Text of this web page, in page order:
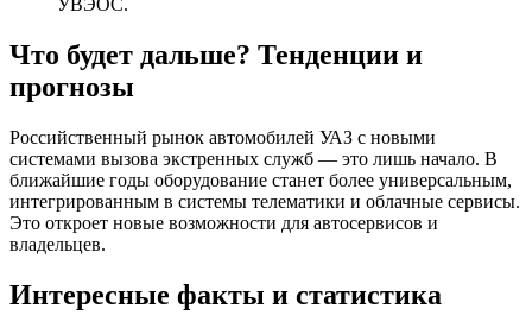
УВЭОС.
Что будет дальше? Тенденции и
прогнозы
Российственный рынок автомобилей УАЗ с новыми
системами вызова экстренных служб — это лишь начало. В
ближайшие годы оборудование станет более универсальным,
интегрированным в системы телематики и облачные сервисы.
Это откроет новые возможности для автосервисов и
владельцев.
Интересные факты и статистика